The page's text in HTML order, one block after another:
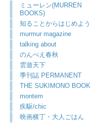
ミューレン(MURREN
BOOKS)
知ることからはじめよう
murmur magazine
talking about
のんべえ春秋
雲遊天下
季刊誌 PERMANENT
THE SUKIMONO BOOK
montem
疾駆/chic
映画横丁・大人ごはん